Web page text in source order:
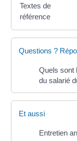
Textes de
référence
Questions ?
Quels sont
du salarié
Et aussi
Entretien